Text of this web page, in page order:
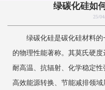
绿碳化硅如
25/
绿碳化硅是碳化硅材料的
的物理性能著称。其莫氏硬度
耐高温、抗辐射、化学稳定
高效能源转换、节能减排领域